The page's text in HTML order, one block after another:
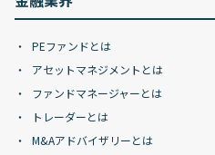
PEファンドとは
アセットマネジメントとは
ファンドマネージャーとは
トレーダーとは
M&Aアドバイザリーとは